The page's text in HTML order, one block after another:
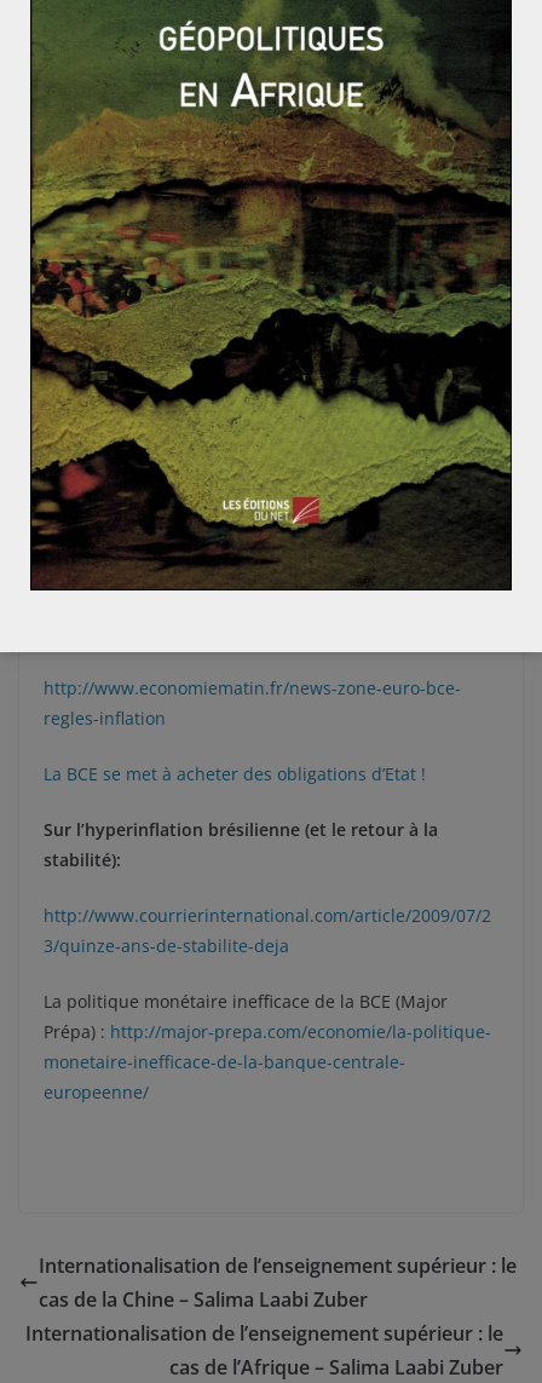
Pour aller plus loin :
Sur l’inflation :
http://www.alternatives-economiques.fr/dou-vient-
linflation/00044379
Sur les décisions de la BCE et ses conséquences :
https://www.lesechos.fr/10/03/2016/lesechos.fr/021758
http://www.economiematin.fr/news-zone-euro-bce-
regles-inflation
La BCE se met à acheter des obligations d’Etat !
Sur l’hyperinflation brésilienne (et le retour à la
stabilité):
http://www.courrierinternational.com/article/2009/07/2
3/quinze-ans-de-stabilite-deja
La politique monétaire inefficace de la BCE (Major
Prépa) : http://major-prepa.com/economie/la-politique-
monetaire-inefficace-de-la-banque-centrale-
europeenne/
Internationalisation de l’enseignement supérieur : le
cas de la Chine – Salima Laabi Zuber
Internationalisation de l’enseignement supérieur : le
cas de l’Afrique – Salima Laabi Zuber